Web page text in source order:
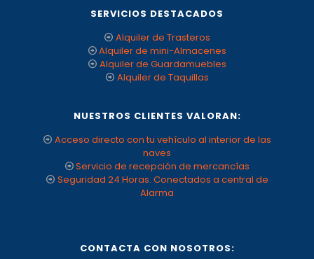
SERVICIOS DESTACADOS
Alquiler de Trasteros
Alquiler de mini-Almacenes
Alquiler de Guardamuebles
Alquiler de Taquillas
NUESTROS CLIENTES VALORAN:
Acceso directo con tu vehículo al interior de las
naves
Servicio de recepción de mercancías
Seguridad 24 Horas. Conectados a central de
Alarma
CONTACTA CON NOSOTROS: